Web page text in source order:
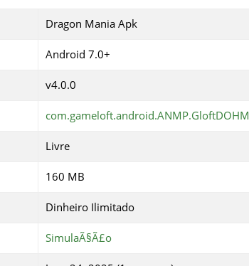
Dragon Mania Apk
Android 7.0+
v4.0.0
com.gameloft.android.ANMP.GloftDOHM
Livre
160 MB
Dinheiro Ilimitado
SimulaÃ§Ã£o